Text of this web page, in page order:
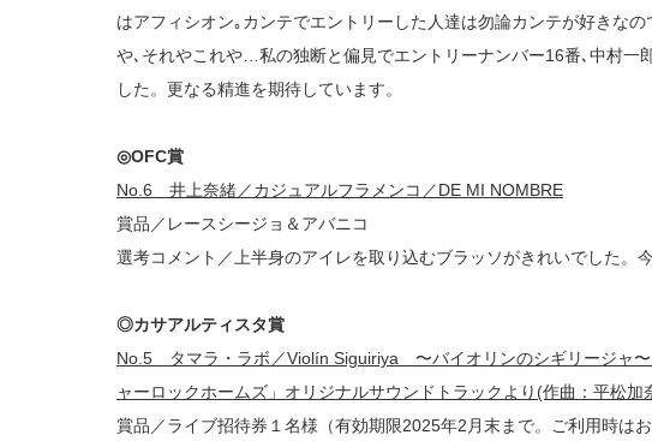
はアフィシオン｡カンテでエントリーした人達は勿論カンテが好きな
や､それやこれや…私の独断と偏見でエントリーナンバー16番､中村一
した。更なる精進を期待しています。
◎OFC賞
No.6 井上奈緒／カジュアルフラメンコ／DE MI NOMBRE
賞品／レースシージョ＆アバニコ
選考コメント／上半身のアイレを取り込むブラッソがきれいでした。
◎カサアルティスタ賞
No.5 タマラ・ラボ／Violín Siguiriya 〜バイオリンのシギリージャ〜
ャーロックホームズ」オリジナルサウンドトラックより(作曲：平松加
賞品／ライブ招待券１名様（有効期限2025年2月末まで。ご利用時はお